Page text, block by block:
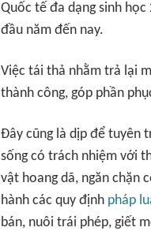
Quốc tế đa dạng sinh
đầu năm đến nay.
Việc tái thả nhằm trả lại
thành công, góp phần
Đây cũng là dịp để tuyên
sống có trách nhiệm với
vật hoang dã, ngăn chặn
hành các quy định pháp
bán, nuôi trái phép, giết